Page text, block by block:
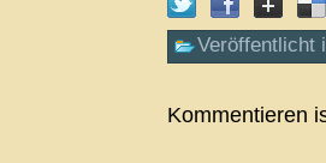
Veröffentlicht
Kommentieren